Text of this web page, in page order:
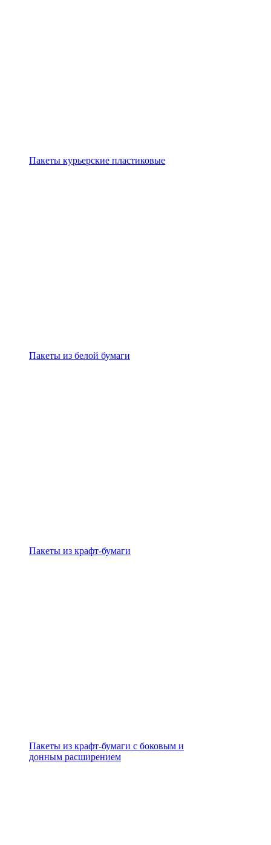
Пакеты курьерские пластиковые
Пакеты из белой бумаги
Пакеты из крафт-бумаги
Пакеты из крафт-бумаги с боковым и
донным расширением